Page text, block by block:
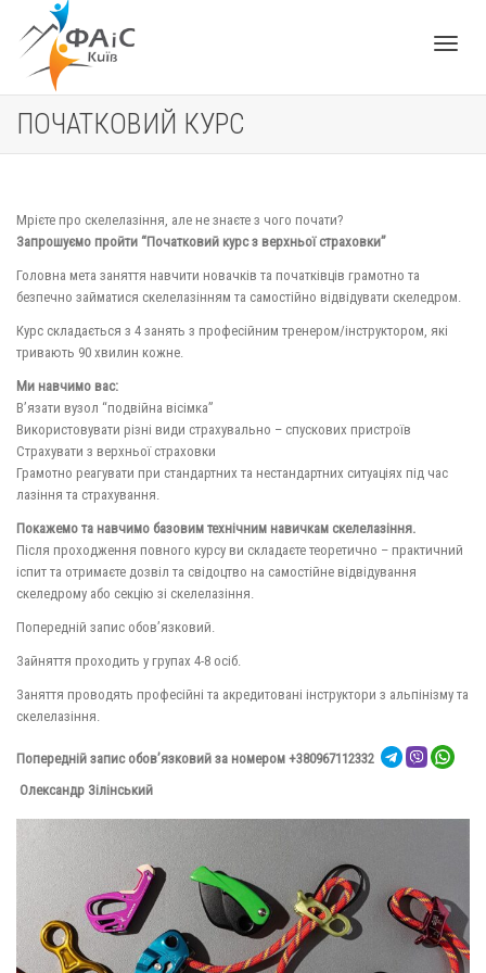
ПОЧАТКОВИЙ КУРС
Мрієте про скелелазіння, але не знаєте з чого почати?
Запрошуємо пройти “Початковий курс з верхньої страховки”
Головна мета заняття навчити новачків та початківців грамотно та
безпечно займатися скелелазінням та самостійно відвідувати скеледром.
Курс складається з 4 занять з професійним тренером/інструктором, які
тривають 90 хвилин кожне.
Ми навчимо вас:
В’язати вузол “подвійна вісімка”
Використовувати різні види страхувально – спускових пристроїв
Страхувати з верхньої страховки
Грамотно реагувати при стандартних та нестандартних ситуаціях під час
лазіння та страхування.
Покажемо та навчимо базовим технічним навичкам скелелазіння.
Після проходження повного курсу ви складаєте теоретично – практичний
іспит та отримаєте дозвіл та свідоцтво на самостійне відвідування
скеледрому або секцію зі скелелазіння.
Попередній запис обов’язковий.
Зайняття проходить у групах 4-8 осіб.
Заняття проводять професійні та акредитовані інструктори з альпінізму та
скелелазіння.
Попередній запис обов’язковий за номером +380967112332
Олександр Зілінський